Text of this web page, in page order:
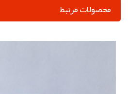
محصولات مرتبط